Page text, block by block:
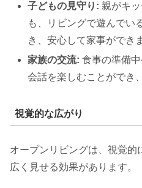
子どもの見守り:親がキ
も、リビングで遊んでい
き、安心して家事ができ
家族の交流:食事の準備
会話を楽しむことができ
視覚的な広がり
オープンリビングは、視覚的
広く見せる効果があります。